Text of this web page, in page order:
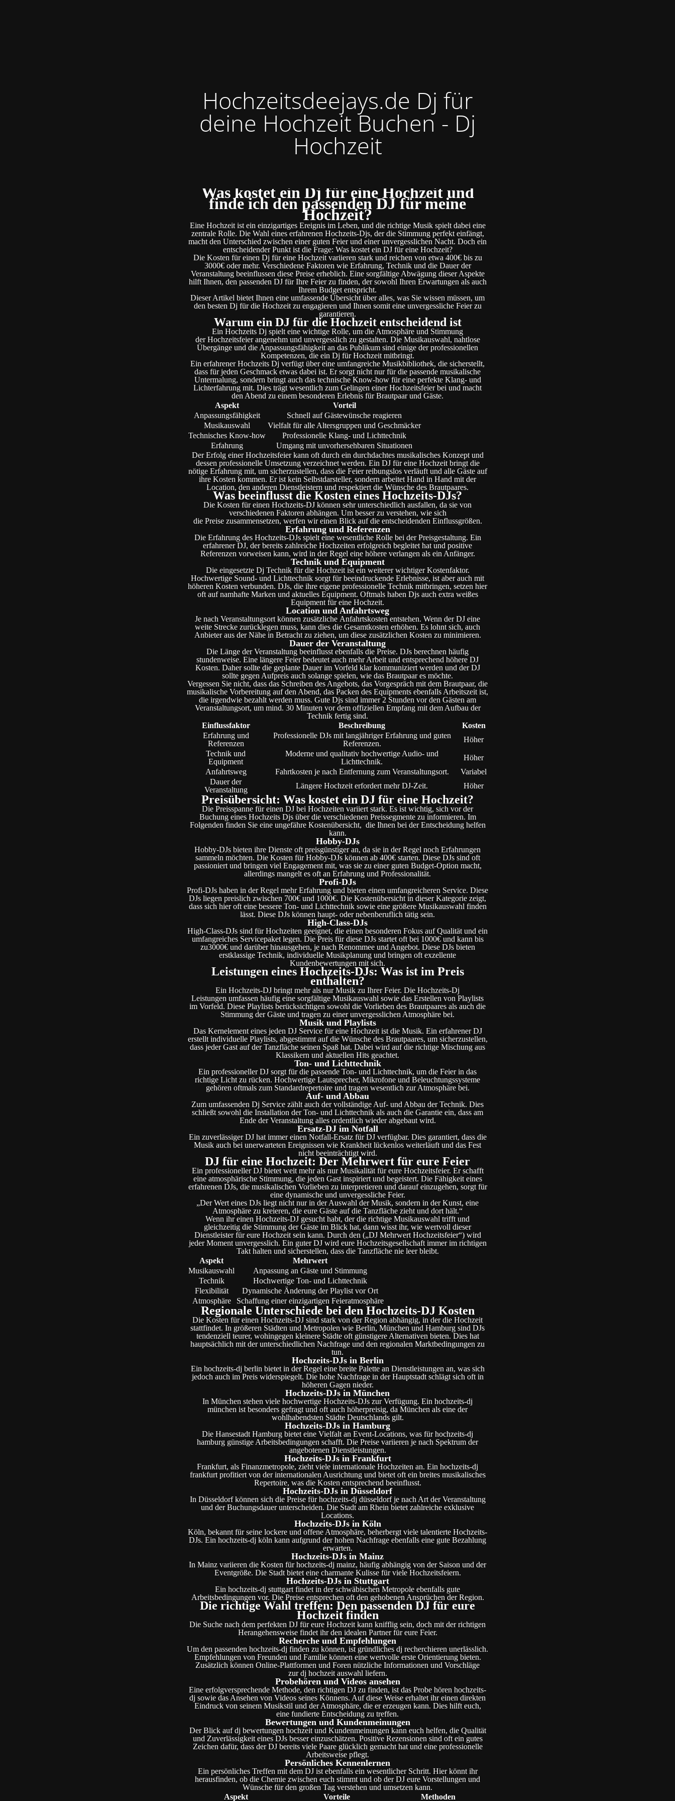
Hochzeitsdeejays.de Dj für
deine Hochzeit Buchen - Dj
Hochzeit
Was kostet ein Dj für eine Hochzeit und
finde ich den passenden DJ für meine
Hochzeit?
Eine Hochzeit ist ein einzigartiges Ereignis im Leben, und die richtige Musik spielt dabei eine
zentrale Rolle. Die Wahl eines erfahrenen Hochzeits-Djs, der die Stimmung perfekt einfängt,
macht den Unterschied zwischen einer guten Feier und einer unvergesslichen Nacht. Doch ein
entscheidender Punkt ist die Frage: Was kostet ein DJ für eine Hochzeit?
Die Kosten für einen Dj für eine Hochzeit variieren stark und reichen von etwa 400€ bis zu
3000€ oder mehr. Verschiedene Faktoren wie Erfahrung, Technik und die Dauer der
Veranstaltung beeinflussen diese Preise erheblich. Eine sorgfältige Abwägung dieser Aspekte
hilft Ihnen, den passenden DJ für Ihre Feier zu finden, der sowohl Ihren Erwartungen als auch
Ihrem Budget entspricht.
Dieser Artikel bietet Ihnen eine umfassende Übersicht über alles, was Sie wissen müssen, um
den besten Dj für die Hochzeit zu engagieren und Ihnen somit eine unvergessliche Feier zu
garantieren.
Warum ein DJ für die Hochzeit entscheidend ist
Ein Hochzeits Dj spielt eine wichtige Rolle, um die Atmosphäre und Stimmung
der Hochzeitsfeier angenehm und unvergesslich zu gestalten. Die Musikauswahl, nahtlose
Übergänge und die Anpassungsfähigkeit an das Publikum sind einige der professionellen
Kompetenzen, die ein Dj für Hochzeit mitbringt.
Ein erfahrener Hochzeits Dj verfügt über eine umfangreiche Musikbibliothek, die sicherstellt,
dass für jeden Geschmack etwas dabei ist. Er sorgt nicht nur für die passende musikalische
Untermalung, sondern bringt auch das technische Know-how für eine perfekte Klang- und
Lichterfahrung mit. Dies trägt wesentlich zum Gelingen einer Hochzeitsfeier bei und macht
den Abend zu einem besonderen Erlebnis für Brautpaar und Gäste.
Aspekt
Vorteil
Anpassungsfähigkeit
Schnell auf Gästewünsche reagieren
Musikauswahl
Vielfalt für alle Altersgruppen und Geschmäcker
Technisches Know-how
Professionelle Klang- und Lichttechnik
Erfahrung
Umgang mit unvorhersehbaren Situationen
Der Erfolg einer Hochzeitsfeier kann oft durch ein durchdachtes musikalisches Konzept und
dessen professionelle Umsetzung verzeichnet werden. Ein DJ für eine Hochzeit bringt die
nötige Erfahrung mit, um sicherzustellen, dass die Feier reibungslos verläuft und alle Gäste auf
ihre Kosten kommen. Er ist kein Selbstdarsteller, sondern arbeitet Hand in Hand mit der
Location, den anderen Dienstleistern und respektiert die Wünsche des Brautpaares.
Was beeinflusst die Kosten eines Hochzeits-DJs?
Die Kosten für einen Hochzeits-DJ können sehr unterschiedlich ausfallen, da sie von
verschiedenen Faktoren abhängen. Um besser zu verstehen, wie sich
die Preise zusammensetzen, werfen wir einen Blick auf die entscheidenden Einflussgrößen.
Erfahrung und Referenzen
Die Erfahrung des Hochzeits-DJs spielt eine wesentliche Rolle bei der Preisgestaltung. Ein
erfahrener DJ, der bereits zahlreiche Hochzeiten erfolgreich begleitet hat und positive
Referenzen vorweisen kann, wird in der Regel eine höhere verlangen als ein Anfänger.
Technik und Equipment
Die eingesetzte Dj Technik für die Hochzeit ist ein weiterer wichtiger Kostenfaktor.
Hochwertige Sound- und Lichttechnik sorgt für beeindruckende Erlebnisse, ist aber auch mit
höheren Kosten verbunden. DJs, die ihre eigene professionelle Technik mitbringen, setzen hier
oft auf namhafte Marken und aktuelles Equipment. Oftmals haben Djs auch extra weißes
Equipment für eine Hochzeit.
Location und Anfahrtsweg
Je nach Veranstaltungsort können zusätzliche Anfahrtskosten entstehen. Wenn der DJ eine
weite Strecke zurücklegen muss, kann dies die Gesamtkosten erhöhen. Es lohnt sich, auch
Anbieter aus der Nähe in Betracht zu ziehen, um diese zusätzlichen Kosten zu minimieren.
Dauer der Veranstaltung
Die Länge der Veranstaltung beeinflusst ebenfalls die Preise. DJs berechnen häufig
stundenweise. Eine längere Feier bedeutet auch mehr Arbeit und entsprechend höhere DJ
Kosten. Daher sollte die geplante Dauer im Vorfeld klar kommuniziert werden und der DJ
sollte gegen Aufpreis auch solange spielen, wie das Brautpaar es möchte.
Vergessen Sie nicht, dass das Schreiben des Angebots, das Vorgespräch mit dem Brautpaar, die
musikalische Vorbereitung auf den Abend, das Packen des Equipments ebenfalls Arbeitszeit ist,
die irgendwie bezahlt werden muss. Gute Djs sind immer 2 Stunden vor den Gästen am
Veranstaltungsort, um mind. 30 Minuten vor dem offiziellen Empfang mit dem Aufbau der
Technik fertig sind.
Einflussfaktor
Beschreibung
Kosten
Erfahrung und
Referenzen
Professionelle DJs mit langjähriger Erfahrung und guten
Referenzen.
Höher
Technik und
Equipment
Moderne und qualitativ hochwertige Audio- und
Lichttechnik.
Höher
Anfahrtsweg
Fahrtkosten je nach Entfernung zum Veranstaltungsort.
Variabel
Dauer der
Veranstaltung
Längere Hochzeit erfordert mehr DJ-Zeit. Höher
Preisübersicht: Was kostet ein DJ für eine Hochzeit?
Die Preisspanne für einen DJ bei Hochzeiten variiert stark. Es ist wichtig, sich vor der
Buchung eines Hochzeits Djs über die verschiedenen Preissegmente zu informieren. Im
Folgenden finden Sie eine ungefähre Kostenübersicht, die Ihnen bei der Entscheidung helfen
kann.
Hobby-DJs
Hobby-DJs bieten ihre Dienste oft preisgünstiger an, da sie in der Regel noch Erfahrungen
sammeln möchten. Die Kosten für Hobby-DJs können ab 400€ starten. Diese DJs sind oft
passioniert und bringen viel Engagement mit, was sie zu einer guten Budget-Option macht,
allerdings mangelt es oft an Erfahrung und Professionalität.
Profi-DJs
Profi-DJs haben in der Regel mehr Erfahrung und bieten einen umfangreicheren Service. Diese
DJs liegen preislich zwischen 700€ und 1000€. Die Kostenübersicht in dieser Kategorie zeigt,
dass sich hier oft eine bessere Ton- und Lichttechnik sowie eine größere Musikauswahl finden
lässt. Diese DJs können haupt- oder nebenberuflich tätig sein.
High-Class-DJs
High-Class-DJs sind für Hochzeiten geeignet, die einen besonderen Fokus auf Qualität und ein
umfangreiches Servicepaket legen. Die Preis für diese DJs startet oft bei 1000€ und kann bis
zu3000€ und darüber hinausgehen, je nach Renommee und Angebot. Diese DJs bieten
erstklassige Technik, individuelle Musikplanung und bringen oft exzellente
Kundenbewertungen mit sich.
Leistungen eines Hochzeits-DJs: Was ist im Preis
enthalten?
Ein Hochzeits-DJ bringt mehr als nur Musik zu Ihrer Feier. Die Hochzeits-Dj
Leistungen umfassen häufig eine sorgfältige Musikauswahl sowie das Erstellen von Playlists
im Vorfeld. Diese Playlists berücksichtigen sowohl die Vorlieben des Brautpaares als auch die
Stimmung der Gäste und tragen zu einer unvergesslichen Atmosphäre bei.
Musik und Playlists
Das Kernelement eines jeden DJ Service für eine Hochzeit ist die Musik. Ein erfahrener DJ
erstellt individuelle Playlists, abgestimmt auf die Wünsche des Brautpaares, um sicherzustellen,
dass jeder Gast auf der Tanzfläche seinen Spaß hat. Dabei wird auf die richtige Mischung aus
Klassikern und aktuellen Hits geachtet.
Ton- und Lichttechnik
Ein professioneller DJ sorgt für die passende Ton- und Lichttechnik, um die Feier in das
richtige Licht zu rücken. Hochwertige Lautsprecher, Mikrofone und Beleuchtungssysteme
gehören oftmals zum Standardrepertoire und tragen wesentlich zur Atmosphäre bei.
Auf- und Abbau
Zum umfassenden Dj Service zählt auch der vollständige Auf- und Abbau der Technik. Dies
schließt sowohl die Installation der Ton- und Lichttechnik als auch die Garantie ein, dass am
Ende der Veranstaltung alles ordentlich wieder abgebaut wird.
Ersatz-DJ im Notfall
Ein zuverlässiger DJ hat immer einen Notfall-Ersatz für DJ verfügbar. Dies garantiert, dass die
Musik auch bei unerwarteten Ereignissen wie Krankheit lückenlos weiterläuft und das Fest
nicht beeinträchtigt wird.
DJ für eine Hochzeit: Der Mehrwert für eure Feier
Ein professioneller DJ bietet weit mehr als nur Musikalität für eure Hochzeitsfeier. Er schafft
eine atmosphärische Stimmung, die jeden Gast inspiriert und begeistert. Die Fähigkeit eines
erfahrenen DJs, die musikalischen Vorlieben zu interpretieren und darauf einzugehen, sorgt für
eine dynamische und unvergessliche Feier.
„Der Wert eines DJs liegt nicht nur in der Auswahl der Musik, sondern in der Kunst, eine
Atmosphäre zu kreieren, die eure Gäste auf die Tanzfläche zieht und dort hält.“
Wenn ihr einen Hochzeits-DJ gesucht habt, der die richtige Musikauswahl trifft und
gleichzeitig die Stimmung der Gäste im Blick hat, dann wisst ihr, wie wertvoll dieser
Dienstleister für eure Hochzeit sein kann. Durch den („DJ Mehrwert Hochzeitsfeier“) wird
jeder Moment unvergesslich. Ein guter DJ wird eure Hochzeitsgesellschaft immer im richtigen
Takt halten und sicherstellen, dass die Tanzfläche nie leer bleibt.
Aspekt
Mehrwert
Musikauswahl
Anpassung an Gäste und Stimmung
Technik
Hochwertige Ton- und Lichttechnik
Flexibilität
Dynamische Änderung der Playlist vor Ort
Atmosphäre
Schaffung einer einzigartigen Feieratmosphäre
Regionale Unterschiede bei den Hochzeits-DJ Kosten
Die Kosten für einen Hochzeits-DJ sind stark von der Region abhängig, in der die Hochzeit
stattfindet. In größeren Städten und Metropolen wie Berlin, München und Hamburg sind DJs
tendenziell teurer, wohingegen kleinere Städte oft günstigere Alternativen bieten. Dies hat
hauptsächlich mit der unterschiedlichen Nachfrage und den regionalen Marktbedingungen zu
tun.
Hochzeits-DJs in Berlin
Ein hochzeits-dj berlin bietet in der Regel eine breite Palette an Dienstleistungen an, was sich
jedoch auch im Preis widerspiegelt. Die hohe Nachfrage in der Hauptstadt schlägt sich oft in
höheren Gagen nieder.
Hochzeits-DJs in München
In München stehen viele hochwertige Hochzeits-DJs zur Verfügung. Ein hochzeits-dj
münchen ist besonders gefragt und oft auch höherpreisig, da München als eine der
wohlhabendsten Städte Deutschlands gilt.
Hochzeits-DJs in Hamburg
Die Hansestadt Hamburg bietet eine Vielfalt an Event-Locations, was für hochzeits-dj
hamburg günstige Arbeitsbedingungen schafft. Die Preise variieren je nach Spektrum der
angebotenen Dienstleistungen.
Hochzeits-DJs in Frankfurt
Frankfurt, als Finanzmetropole, zieht viele internationale Hochzeiten an. Ein hochzeits-dj
frankfurt profitiert von der internationalen Ausrichtung und bietet oft ein breites musikalisches
Repertoire, was die Kosten entsprechend beeinflusst.
Hochzeits-DJs in Düsseldorf
In Düsseldorf können sich die Preise für hochzeits-dj düsseldorf je nach Art der Veranstaltung
und der Buchungsdauer unterscheiden. Die Stadt am Rhein bietet zahlreiche exklusive
Locations.
Hochzeits-DJs in Köln
Köln, bekannt für seine lockere und offene Atmosphäre, beherbergt viele talentierte Hochzeits-
DJs. Ein hochzeits-dj köln kann aufgrund der hohen Nachfrage ebenfalls eine gute Bezahlung
erwarten.
Hochzeits-DJs in Mainz
In Mainz variieren die Kosten für hochzeits-dj mainz, häufig abhängig von der Saison und der
Eventgröße. Die Stadt bietet eine charmante Kulisse für viele Hochzeitsfeiern.
Hochzeits-DJs in Stuttgart
Ein hochzeits-dj stuttgart findet in der schwäbischen Metropole ebenfalls gute
Arbeitsbedingungen vor. Die Preise entsprechen oft den gehobenen Ansprüchen der Region.
Die richtige Wahl treffen: Den passenden DJ für eure
Hochzeit finden
Die Suche nach dem perfekten DJ für eure Hochzeit kann knifflig sein, doch mit der richtigen
Herangehensweise findet ihr den idealen Partner für eure Feier.
Recherche und Empfehlungen
Um den passenden hochzeits-dj finden zu können, ist gründliches dj recherchieren unerlässlich.
Empfehlungen von Freunden und Familie können eine wertvolle erste Orientierung bieten.
Zusätzlich können Online-Plattformen und Foren nützliche Informationen und Vorschläge
zur dj hochzeit auswahl liefern.
Probehören und Videos ansehen
Eine erfolgversprechende Methode, den richtigen DJ zu finden, ist das Probe hören hochzeits-
dj sowie das Ansehen von Videos seines Könnens. Auf diese Weise erhaltet ihr einen direkten
Eindruck von seinem Musikstil und der Atmosphäre, die er erzeugen kann. Dies hilft euch,
eine fundierte Entscheidung zu treffen.
Bewertungen und Kundenmeinungen
Der Blick auf dj bewertungen hochzeit und Kundenmeinungen kann euch helfen, die Qualität
und Zuverlässigkeit eines DJs besser einzuschätzen. Positive Rezensionen sind oft ein gutes
Zeichen dafür, dass der DJ bereits viele Paare glücklich gemacht hat und eine professionelle
Arbeitsweise pflegt.
Persönliches Kennenlernen
Ein persönliches Treffen mit dem DJ ist ebenfalls ein wesentlicher Schritt. Hier könnt ihr
herausfinden, ob die Chemie zwischen euch stimmt und ob der DJ eure Vorstellungen und
Wünsche für den großen Tag verstehen und umsetzen kann.
Aspekt
Vorteile Methoden